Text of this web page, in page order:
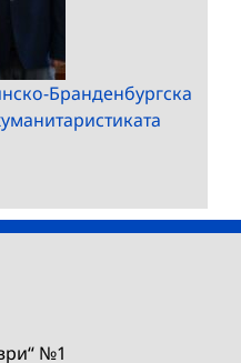
Бранденбургска
№1